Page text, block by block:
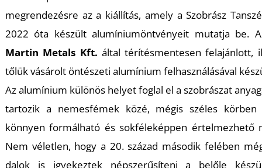
megrendezésre az a kiállítás, amely a Szobrász
2022 óta készült alumíniumöntvényeit mutatja be.
Martin Metals Kft. által térítésmentesen felajánlott,
tőlük vásárolt öntészeti alumínium felhasználásával
Az alumínium különös helyet foglal el a szobrászat
tartozik a nemesfémek közé, mégis széles körben
könnyen formálható és sokféleképpen értelmezhető
Nem véletlen, hogy a 20. század második felében
dalok is igyekeztek népszerűsíteni a belőle